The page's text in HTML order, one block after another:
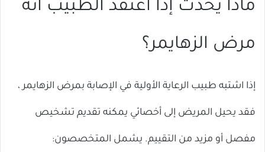
ماذا يحدث إذا اعتقد الطبيب أنه
مرض الزهايمر؟
إذا اشتبه طبيب الرعاية الأولية في الإصابة بمرض الزهايمر ،
فقد يحيل المريض إلى أخصائي يمكنه تقديم تشخيص
مفصل أو مزيد من التقييم. يشمل المتخصصون: